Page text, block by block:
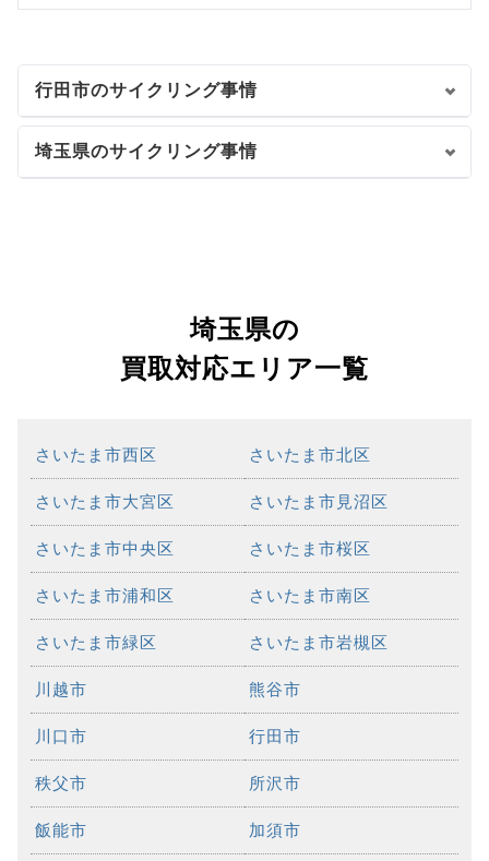
行田市のサイクリング事情
埼玉県のサイクリング事情
埼玉県の
買取対応エリア一覧
さいたま市西区 さいたま市北区
さいたま市大宮区 さいたま市見沼区
さいたま市中央区 さいたま市桜区
さいたま市浦和区 さいたま市南区
さいたま市緑区 さいたま市岩槻区
川越市 熊谷市
川口市 行田市
秩父市 所沢市
飯能市 加須市